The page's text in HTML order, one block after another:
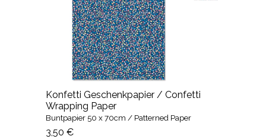
Konfetti Geschenkpapier / Confetti
Wrapping Paper
Buntpapier 50 x 70cm / Patterned Paper
3,50 €